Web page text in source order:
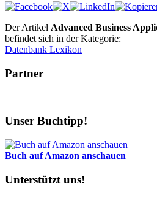
Der Artikel Advanced Business
befindet sich in der Kategorie:
Datenbank Lexikon
Partner
Unser Buchtipp!
Buch auf Amazon anschauen
Unterstützt uns!